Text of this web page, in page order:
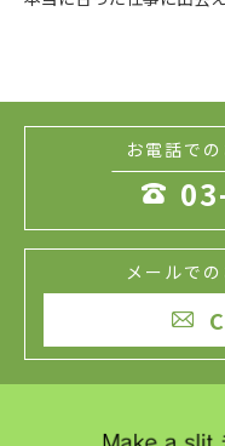
お電話で

メールで
